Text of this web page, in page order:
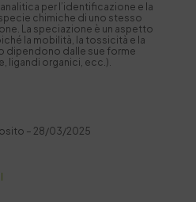
per l’identificazione e la
chimiche di uno stesso
La speciazione è un aspetto
la mobilità, la tossicità e la
dipendono dalle sue forme
ligandi organici, ecc.).
– 28/03/2025